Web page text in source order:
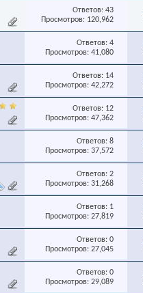
Ответов: 43
Просмотров: 120,962
Ответов: 4
Просмотров: 41,080
Ответов: 14
Просмотров: 42,272
Ответов: 12
Просмотров: 47,362
Ответов: 8
Просмотров: 37,572
Ответов: 2
Просмотров: 31,268
Ответов: 1
Просмотров: 27,819
Ответов: 0
Просмотров: 27,045
Ответов: 0
Просмотров: 29,089